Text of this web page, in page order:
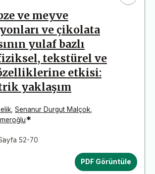
ve meyve
ve çikolata
yulaf bazlı
tekstürel ve
etkisi:
yaklaşım
Senanur Durgut Malçok
*
52-70
PDF Görüntüle